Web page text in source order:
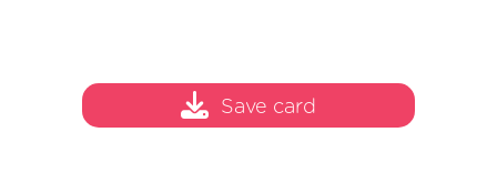
Save card